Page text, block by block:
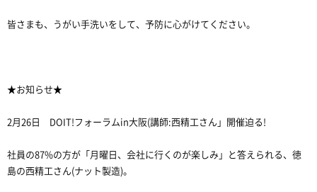
皆さまも、うがい手洗いをして、予防に心がけてください。
★お知らせ★
2月26日 DOIT!フォーラムin大阪(講師:西精工さん」開催迫る!
社員の87%の方が「月曜日、会社に行くのが楽しみ」と答えられる、徳
島の西精工さん(ナット製造)。